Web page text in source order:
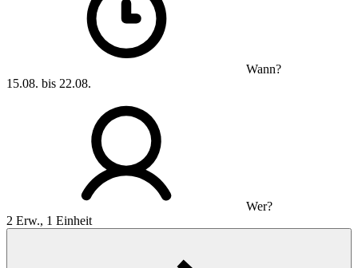
Wann?
15.08. bis 22.08.
Wer?
2 Erw., 1 Einheit